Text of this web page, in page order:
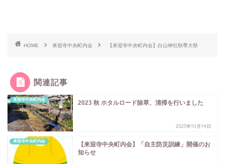
HOME 来迎寺中央町内会 【来迎寺中央町内会】白山神社秋季大祭
関連記事
来迎寺中央町内会 2023 秋 ホタルロード除草、清掃を行いました
2023年10月14日
来迎寺中央町内会
【来迎寺中央町内会】「自主防災訓練」開催のお
知らせ